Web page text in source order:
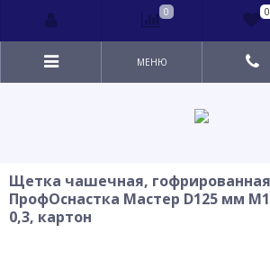
МЕНЮ
Щетка чашечная,
ПрофОснастка Мастер D125 мм
0,3, картон
0 0